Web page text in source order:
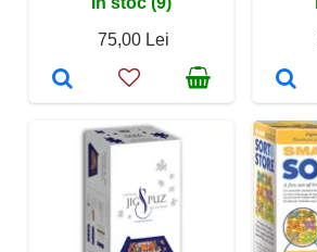
75,00 Lei